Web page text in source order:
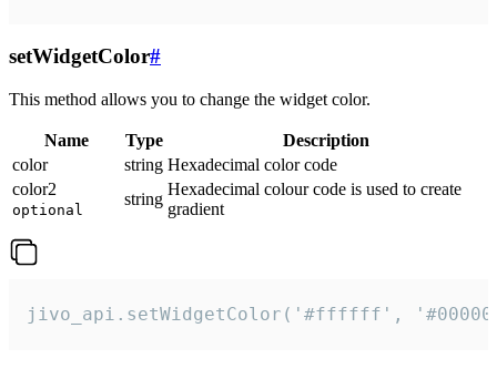
setWidgetColor#
This method allows you to change the widget color.
Name Type
Description
color
string Hexadecimal color code
color2
optional
string
Hexadecimal colour code is used to create
gradient
jivo_api.setWidgetColor('#ffffff',